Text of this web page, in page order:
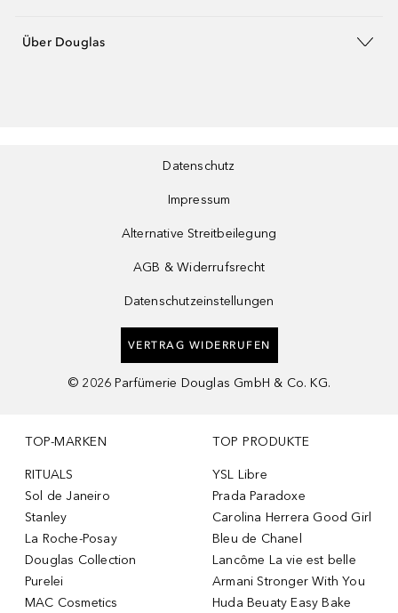
Über Douglas
Datenschutz
Impressum
Alternative Streitbeilegung
AGB & Widerrufsrecht
Datenschutzeinstellungen
VERTRAG WIDERRUFEN
© 2026 Parfümerie Douglas GmbH & Co. KG.
TOP-MARKEN
RITUALS
Sol de Janeiro
Stanley
La Roche-Posay
Douglas Collection
Purelei
MAC Cosmetics
TOP PRODUKTE
YSL Libre
Prada Paradoxe
Carolina Herrera Good Girl
Bleu de Chanel
Lancôme La vie est belle
Armani Stronger With You
Huda Beuaty Easy Bake